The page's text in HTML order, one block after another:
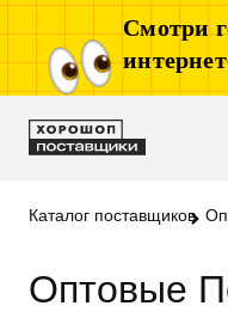
Смотри
Каталог поставщиков
Оптовые